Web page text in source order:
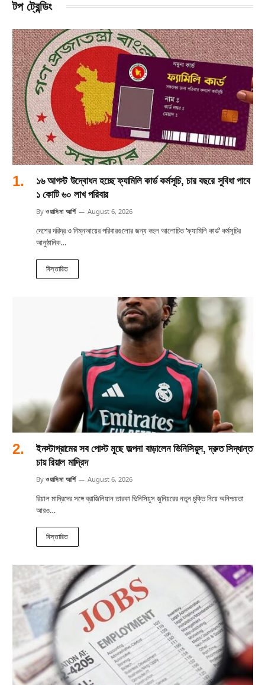
টপ ট্রেন্ডিং
১৬ আগস্ট উদ্বোধন হচ্ছে ফ্যামিলি কার্ড কর্মসূচি, চার বছরে সুবিধা পাবে
১ কোটি ৬০ লাখ পরিবার
By ওয়াসিমা আর্শি August 6, 2026
দেশের দরিদ্র ও নিম্নআয়ের পরিবারগুলোর জন্য বহুল আলোচিত ‘ফ্যামিলি কার্ড’ কর্মসূচির
আনুষ্ঠানিক…
বিস্তারিত
ইনস্টাগ্রামের সব পোস্ট মুছে জল্পনা বাড়ালেন ভিনিসিয়ুস, দ্রুত সিদ্ধান্ত
চায় রিয়াল মাদ্রিদ
By ওয়াসিমা আর্শি August 6, 2026
রিয়াল মাদ্রিদের সঙ্গে ব্রাজিলিয়ান তারকা ভিনিসিয়ুস জুনিয়রের নতুন চুক্তি নিয়ে অনিশ্চয়তা
আরও…
বিস্তারিত